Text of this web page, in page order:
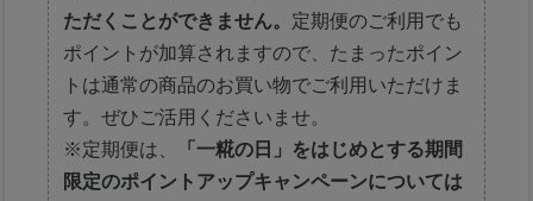
ただくことができません。 定期便のご利用でも
ポイントが加算されますので、たまったポイン
トは通常の商品のお買い物でご利用いただけま
す。ぜひご活用くださいませ。
※定期便は、
「一糀の日」をはじめとする期間
限定のポイントアップキャンペーンについては